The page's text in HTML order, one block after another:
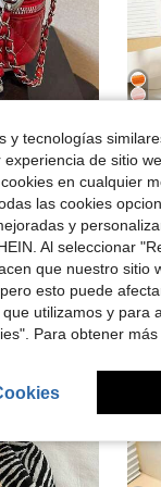
de $18.24
material impermeable, diseño acolchado de diamantes, cierre con cremallera, adecuado para ir de compras
en Rojo Crossbody de mujer
-16%
#1
#1
#1
#1
y tecnologías
de sitio
en cualquier
las cookies
y
Al seleccionar
que nuestro sitio
esto puede
utilizamos y para
Para obtener